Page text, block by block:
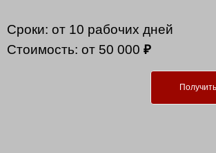
Сроки: от 10 рабочих дней
Стоимость: от 50 000 ₽